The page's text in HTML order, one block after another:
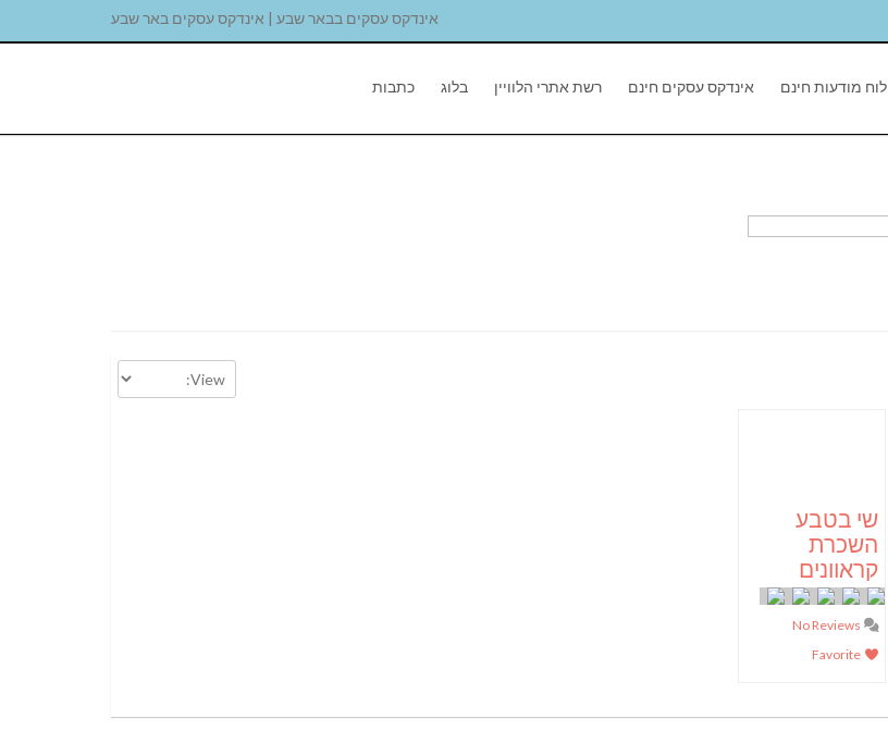
אינדקס עסקים בבאר שבע | אינדקס עסקים באר שבע
לוח מודעות חינם אינדקס עסקים חינם רשת אתרי הלוויין בלוג כתבות
שי בטבע
השכרת
קראוונים